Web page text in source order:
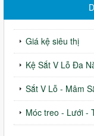
Giá kệ siêu thị
Kệ Sắt V Lỗ Đa
Sắt V Lỗ - Mâm
Móc treo - Lưới -